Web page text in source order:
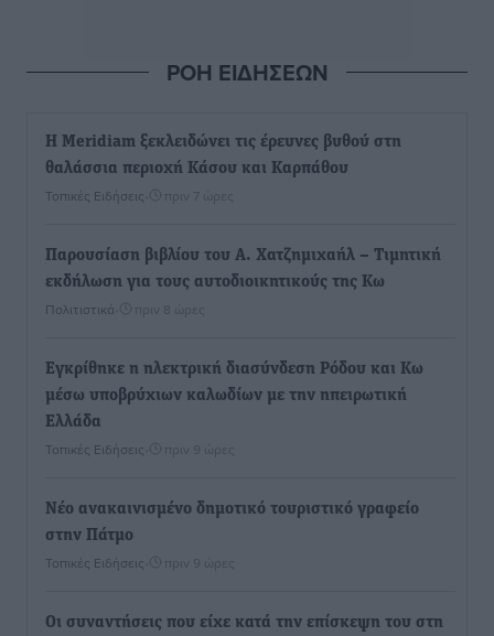
ΡΟΗ ΕΙΔΗΣΕΩΝ
Η Meridiam ξεκλειδώνει τις έρευνες βυθού στη
θαλάσσια περιοχή Κάσου και Καρπάθου
Τοπικές Ειδήσεις πριν 7 ώρες
Παρουσίαση βιβλίου του Α. Χατζημιχαήλ – Τιμητική
εκδήλωση για τους αυτοδιοικητικούς της Κω
Πολιτιστικά πριν 8 ώρες
Εγκρίθηκε η ηλεκτρική διασύνδεση Ρόδου και Κω
μέσω υποβρύχιων καλωδίων με την ηπειρωτική
Ελλάδα
Τοπικές Ειδήσεις πριν 9 ώρες
Νέο ανακαινισμένο δημοτικό τουριστικό γραφείο
στην Πάτμο
Τοπικές Ειδήσεις πριν 9 ώρες
Οι συναντήσεις που είχε κατά την επίσκεψη του στη